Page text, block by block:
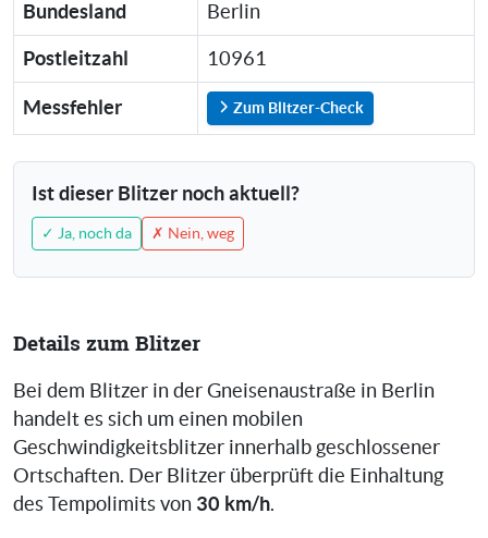
Bundesland Berlin
Postleitzahl 10961
Messfehler Zum Blitzer-Check
Ist dieser Blitzer noch aktuell?
✓ Ja, noch da ✗ Nein, weg
Details zum Blitzer
Bei dem Blitzer in der Gneisenaustraße in Berlin
handelt es sich um einen mobilen
Geschwindigkeitsblitzer innerhalb geschlossener
Ortschaften. Der Blitzer überprüft die Einhaltung
des Tempolimits von 30 km/h.